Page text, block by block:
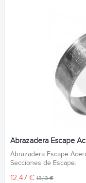
Abrazadera Escape
Abrazadera Escape
Secciones de Escape.
12,47 € 13,13 €